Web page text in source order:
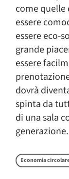
come quelle
essere
essere eco-
grande
essere
dovrà
spinta da
di una sala
generazione.
Economia